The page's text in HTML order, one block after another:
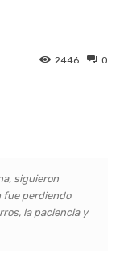
0
2446
siguieron
fue perdiendo
la paciencia y